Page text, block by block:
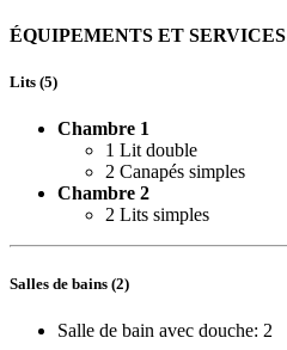
ÉQUIPEMENTS ET SERVICES
Lits (5)
Chambre 1
1 Lit double
2 Canapés simples
Chambre 2
2 Lits simples
Salles de bains (2)
Salle de bain avec douche: 2